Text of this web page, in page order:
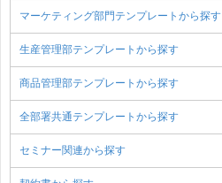
マーケティング部門テンプレートから探す
生産管理部テンプレートから探す
商品管理部テンプレートから探す
全部署共通テンプレートから探す
セミナー関連から探す